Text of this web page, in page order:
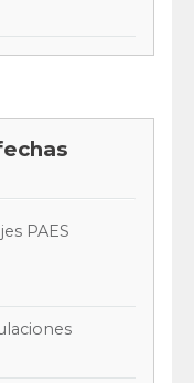
PAES